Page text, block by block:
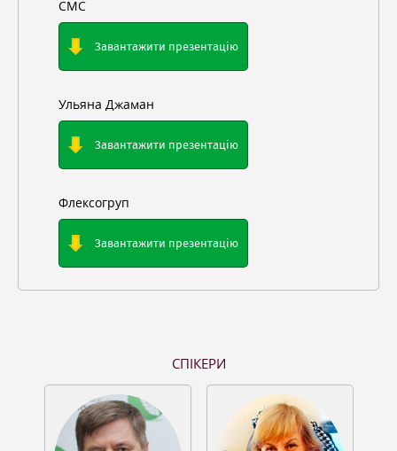
СМС
Завантажити презентацію
Ульяна Джаман
Завантажити презентацію
Флексогруп
Завантажити презентацію
СПІКЕРИ